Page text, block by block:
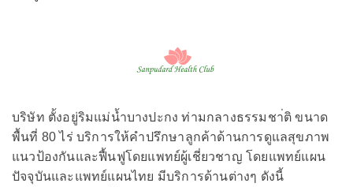
บริษัท ตั้งอยู่ริมแม่น้ำบางปะกง ท่ามกลางธรรมชา่ติ ขนาด
พื้นที่ 80 ไร่ บริการให้คำปรึกษาลูกค้าด้านการดูแลสุขภาพ
แนวป้องกันและฟื้นฟูโดยแพทย์ผู้เชี่ยวชาญ โดยแพทย์แผน
ปัจจุบันและแพทย์แผนไทย มีบริการด้านต่างๆ ดังนี้